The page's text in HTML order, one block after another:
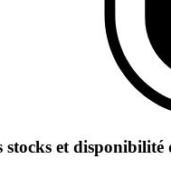
stocks et disponibilité